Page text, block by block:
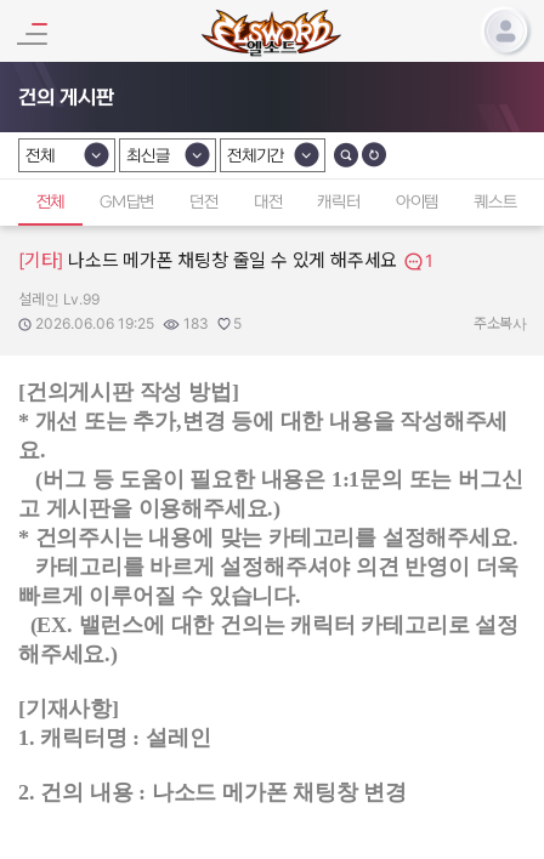
건의 게시판
카테고리 선택
전체
카테고리 선택
최신글
카테고리 선택
전체기간
전체 GM답변 던전 대전 캐릭터 아이템 퀘스트
[기타] 나소드 메가폰 채팅창 줄일 수 있게 해주세요 1
작성자:
설레인 Lv.99
작성일:
2026.06.06 19:25
조회수:
183
추천수:
5 주소복사
[건의게시판 작성 방법]
* 개선 또는 추가,변경 등에 대한 내용을 작성해주세
요.
(버그 등 도움이 필요한 내용은 1:1문의 또는 버그신
고 게시판을 이용해주세요.)
* 건의주시는 내용에 맞는 카테고리를 설정해주세요.
카테고리를 바르게 설정해주셔야 의견 반영이 더욱
빠르게 이루어질 수 있습니다.
(EX. 밸런스에 대한 건의는 캐릭터 카테고리로 설정
해주세요.)
[기재사항]
1. 캐릭터명 : 설레인
2. 건의 내용 : 나소드 메가폰 채팅창 변경